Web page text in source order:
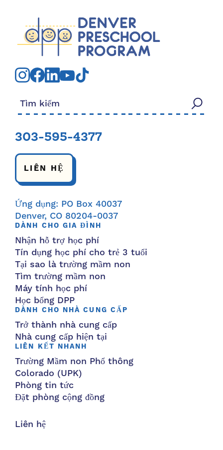
Tìm kiếm:
303-595-4377
LIÊN HỆ
Ứng dụng: PO Box 40037
Denver, CO 80204-0037
DÀNH CHO GIA ĐÌNH
Nhận hỗ trợ học phí
Tín dụng học phí cho trẻ 3 tuổi
Tại sao là trường mầm non
Tìm trường mầm non
Máy tính học phí
Học bổng DPP
DÀNH CHO NHÀ CUNG CẤP
Trở thành nhà cung cấp
Nhà cung cấp hiện tại
LIÊN KẾT NHANH
Trường Mầm non Phổ thông
Colorado (UPK)
Phòng tin tức
Đặt phòng cộng đồng
Liên hệ